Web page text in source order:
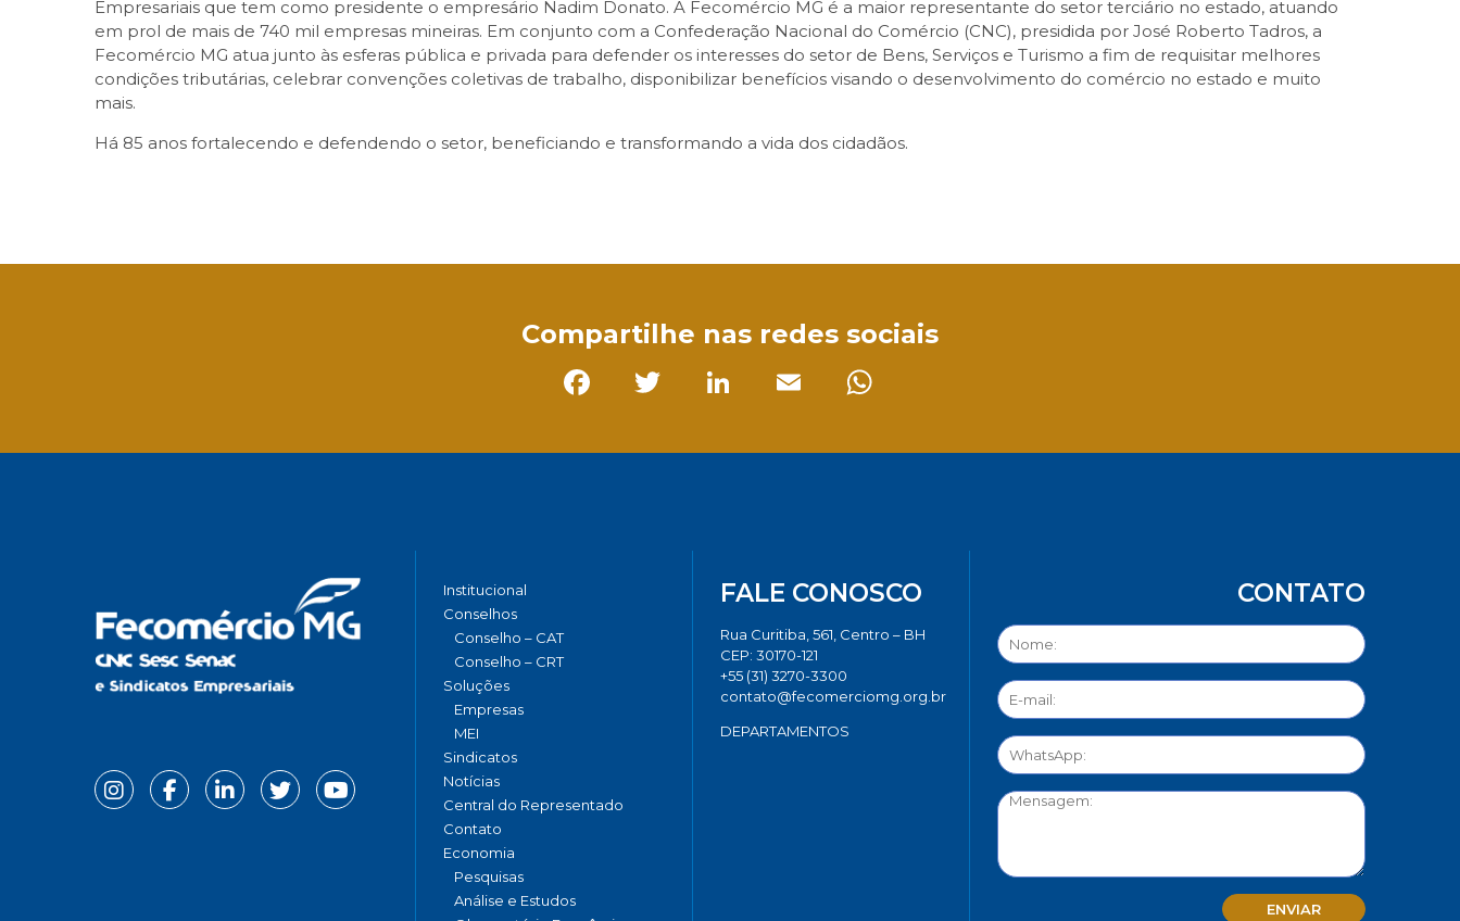
Empresariais que tem como presidente o empresário Nadim Donato. A Fecomércio MG é a maior representante do setor terciário no estado, atuando
em prol de mais de 740 mil empresas mineiras. Em conjunto com a Confederação Nacional do Comércio (CNC), presidida por José Roberto Tadros, a
Fecomércio MG atua junto às esferas pública e privada para defender os interesses do setor de Bens, Serviços e Turismo a fim de requisitar melhores
condições tributárias, celebrar convenções coletivas de trabalho, disponibilizar benefícios visando o desenvolvimento do comércio no estado e muito
mais.
Há 85 anos fortalecendo e defendendo o setor, beneficiando e transformando a vida dos cidadãos.
Compartilhe nas redes sociais
Institucional
Conselhos
Conselho – CAT
Conselho – CRT
Soluções
Empresas
MEI
Sindicatos
Notícias
Central do Representado
Contato
Economia
Pesquisas
Análise e Estudos
FALE CONOSCO
Rua Curitiba, 561, Centro – BH
CEP: 30170-121
+55 (31) 3270-3300
contato@fecomerciomg.org.br
DEPARTAMENTOS
CONTATO